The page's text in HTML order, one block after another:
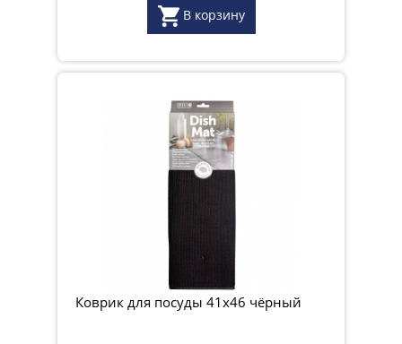
В корзину
Коврик для посуды 41х46 чёрный